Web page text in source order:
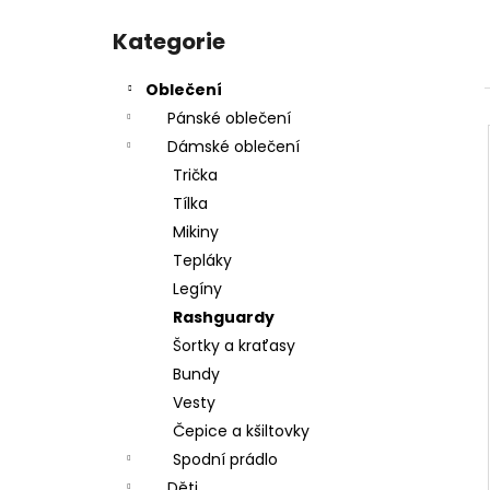
kategorie
Kategorie
Oblečení
Pánské oblečení
Dámské oblečení
Trička
Tílka
Mikiny
Tepláky
Legíny
Rashguardy
Šortky a kraťasy
Bundy
Vesty
Čepice a kšiltovky
Spodní prádlo
302,50 Kč